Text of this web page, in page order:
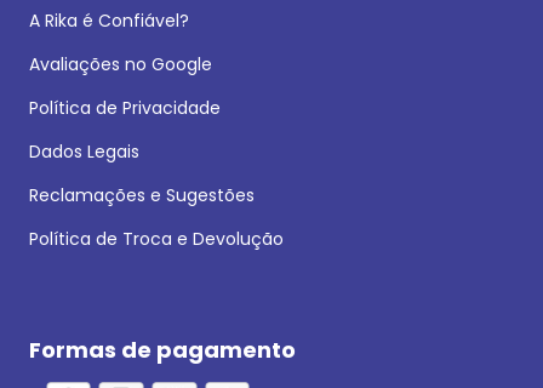
A Rika é Confiável?
Avaliações no Google
Política de Privacidade
Dados Legais
Reclamações e Sugestões
Política de Troca e Devolução
Formas de pagamento